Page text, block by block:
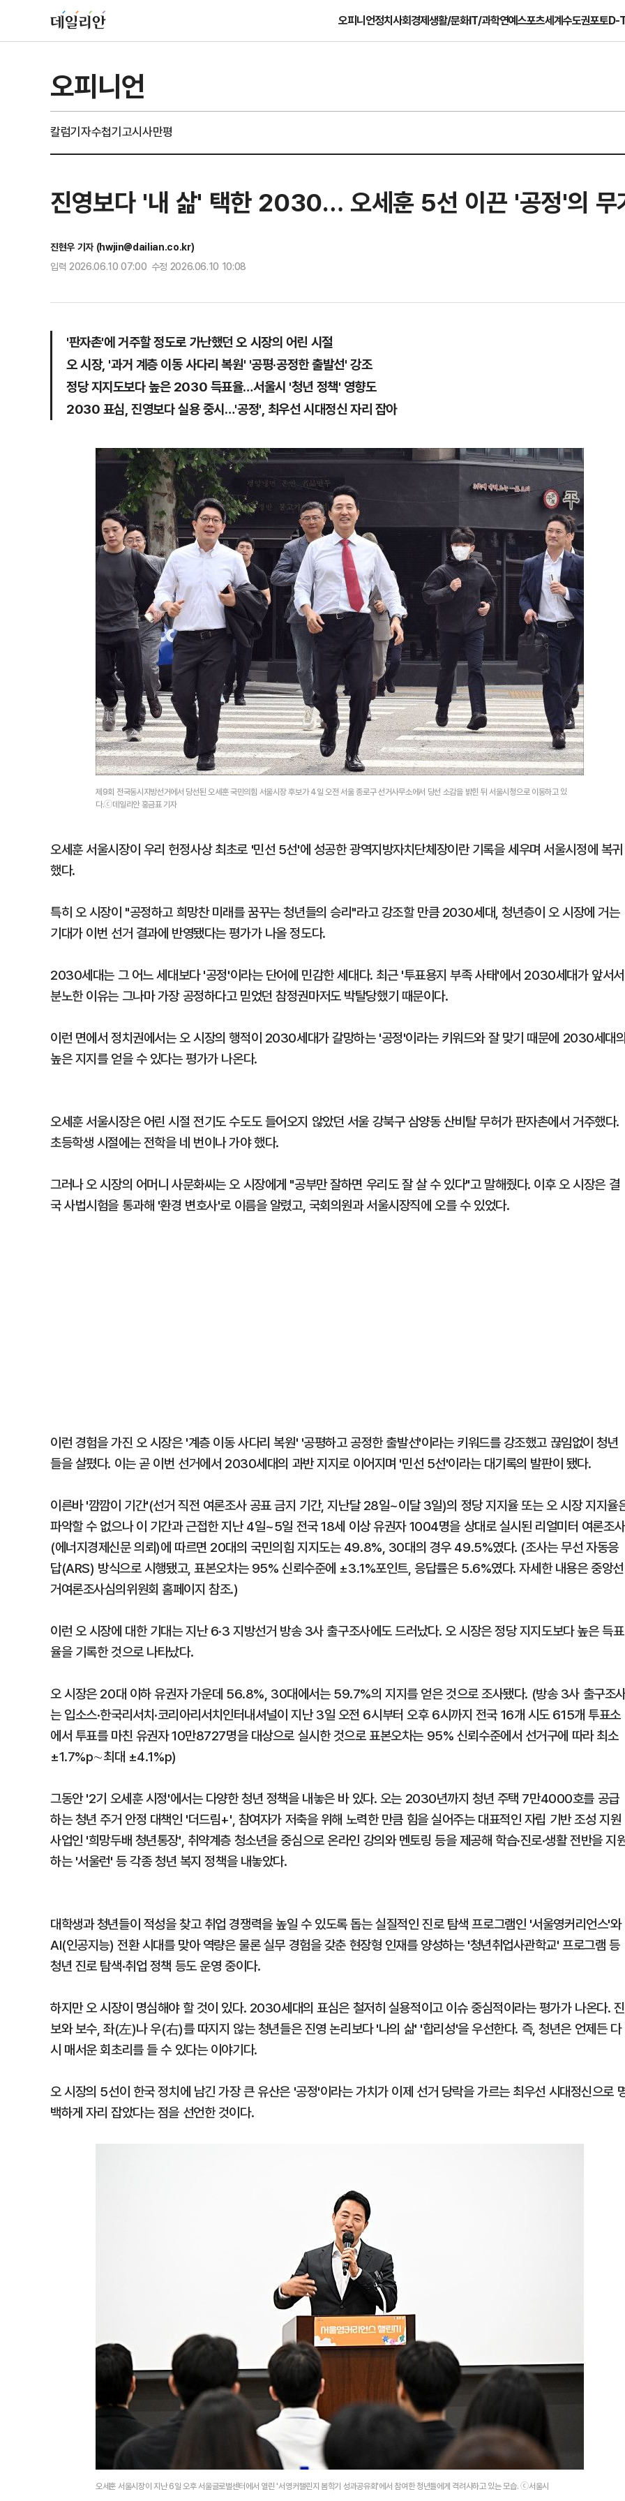
오피니언정치사회경제생활/문화IT/과학연예스포츠세계수도권포토D-
오피니언
칼럼기자수첩기고시사만평
진영보다 '내 삶' 택한 2030… 오세훈 5선 이끈 '공정'의
진현우 기자 (hwjin@dailian.co.kr)
입력 2026.06.10 07:00 수정 2026.06.10 10:08
'판자촌'에 거주할 정도로 가난했던 오 시장의 어린 시절
오 시장, '과거 계층 이동 사다리 복원' '공평·공정한 출발선' 강조
정당 지지도보다 높은 2030 득표율…서울시 '청년 정책' 영향도
2030 표심, 진영보다 실용 중시…'공정', 최우선 시대정신 자리 잡아
제9회 전국동시지방선거에서 당선된 오세훈 국민의힘 서울시장 후보가 4일 오전 서울 종로구 선거사무소에서 당선 소감을 밝힌 뒤 서울시청으로 이동하고 있
다.ⓒ데일리안 홍금표 기자
오세훈 서울시장이 우리 헌정사상 최초로 '민선 5선'에 성공한 광역지방자치단체장이란 기록을 세우며 서울시정에 복귀
했다.
특히 오 시장이 "공정하고 희망찬 미래를 꿈꾸는 청년들의 승리"라고 강조할 만큼 2030세대, 청년층이 오 시장에 거는
기대가 이번 선거 결과에 반영됐다는 평가가 나올 정도다.
2030세대는 그 어느 세대보다 '공정'이라는 단어에 민감한 세대다. 최근 '투표용지 부족 사태'에서 2030세대가 앞서서
분노한 이유는 그나마 가장 공정하다고 믿었던 참정권마저도 박탈당했기 때문이다.
이런 면에서 정치권에서는 오 시장의 행적이 2030세대가 갈망하는 '공정'이라는 키워드와 잘 맞기 때문에 2030세대
높은 지지를 얻을 수 있다는 평가가 나온다.
오세훈 서울시장은 어린 시절 전기도 수도도 들어오지 않았던 서울 강북구 삼양동 산비탈 무허가 판자촌에서 거주했다.
초등학생 시절에는 전학을 네 번이나 가야 했다.
그러나 오 시장의 어머니 사문화씨는 오 시장에게 "공부만 잘하면 우리도 잘 살 수 있다"고 말해줬다. 이후 오 시장은 결
국 사법시험을 통과해 '환경 변호사'로 이름을 알렸고, 국회의원과 서울시장직에 오를 수 있었다.
이런 경험을 가진 오 시장은 '계층 이동 사다리 복원' '공평하고 공정한 출발선'이라는 키워드를 강조했고 끊임없이 청년
들을 살폈다. 이는 곧 이번 선거에서 2030세대의 과반 지지로 이어지며 '민선 5선'이라는 대기록의 발판이 됐다.
이른바 '깜깜이 기간'(선거 직전 여론조사 공표 금지 기간, 지난달 28일~이달 3일)의 정당 지지율 또는 오 시장 지지율
파악할 수 없으나 이 기간과 근접한 지난 4일~5일 전국 18세 이상 유권자 1004명을 상대로 실시된 리얼미터 여론조사
(에너지경제신문 의뢰)에 따르면 20대의 국민의힘 지지도는 49.8%, 30대의 경우 49.5%였다. (조사는 무선 자동응
답(ARS) 방식으로 시행됐고, 표본오차는 95% 신뢰수준에 ±3.1%포인트, 응답률은 5.6%였다. 자세한 내용은 중앙선
거여론조사심의위원회 홈페이지 참조.)
이런 오 시장에 대한 기대는 지난 6·3 지방선거 방송 3사 출구조사에도 드러났다. 오 시장은 정당 지지도보다 높은 득표
율을 기록한 것으로 나타났다.
오 시장은 20대 이하 유권자 가운데 56.8%, 30대에서는 59.7%의 지지를 얻은 것으로 조사됐다. (방송 3사 출구조
는 입소스·한국리서치·코리아리서치인터내셔널이 지난 3일 오전 6시부터 오후 6시까지 전국 16개 시도 615개 투표소
에서 투표를 마친 유권자 10만8727명을 대상으로 실시한 것으로 표본오차는 95% 신뢰수준에서 선거구에 따라 최소
±1.7%p∼최대 ±4.1%p)
그동안 '2기 오세훈 시정'에서는 다양한 청년 정책을 내놓은 바 있다. 오는 2030년까지 청년 주택 7만4000호를 공급
하는 청년 주거 안정 대책인 '더드림+', 참여자가 저축을 위해 노력한 만큼 힘을 실어주는 대표적인 자립 기반 조성 지원
사업인 '희망두배 청년통장', 취약계층 청소년을 중심으로 온라인 강의와 멘토링 등을 제공해 학습·진로·생활 전반을 지
하는 '서울런' 등 각종 청년 복지 정책을 내놓았다.
대학생과 청년들이 적성을 찾고 취업 경쟁력을 높일 수 있도록 돕는 실질적인 진로 탐색 프로그램인 '서울영커리언스'와
AI(인공지능) 전환 시대를 맞아 역량은 물론 실무 경험을 갖춘 현장형 인재를 양성하는 '청년취업사관학교' 프로그램 등
청년 진로 탐색·취업 정책 등도 운영 중이다.
하지만 오 시장이 명심해야 할 것이 있다. 2030세대의 표심은 철저히 실용적이고 이슈 중심적이라는 평가가 나온다. 진
보와 보수, 좌(左)나 우(右)를 따지지 않는 청년들은 진영 논리보다 '나의 삶' '합리성'을 우선한다. 즉, 청년은 언제든 다
시 매서운 회초리를 들 수 있다는 이야기다.
오 시장의 5선이 한국 정치에 남긴 가장 큰 유산은 '공정'이라는 가치가 이제 선거 당락을 가르는 최우선 시대정신으로
백하게 자리 잡았다는 점을 선언한 것이다.
오세훈 서울시장이 지난 6일 오후 서울글로벌센터에서 열린 '서영커챌린지 봄학기 성과공유회'에서 참여한 청년들에게 격려사하고 있는 모습. ⓒ서울시